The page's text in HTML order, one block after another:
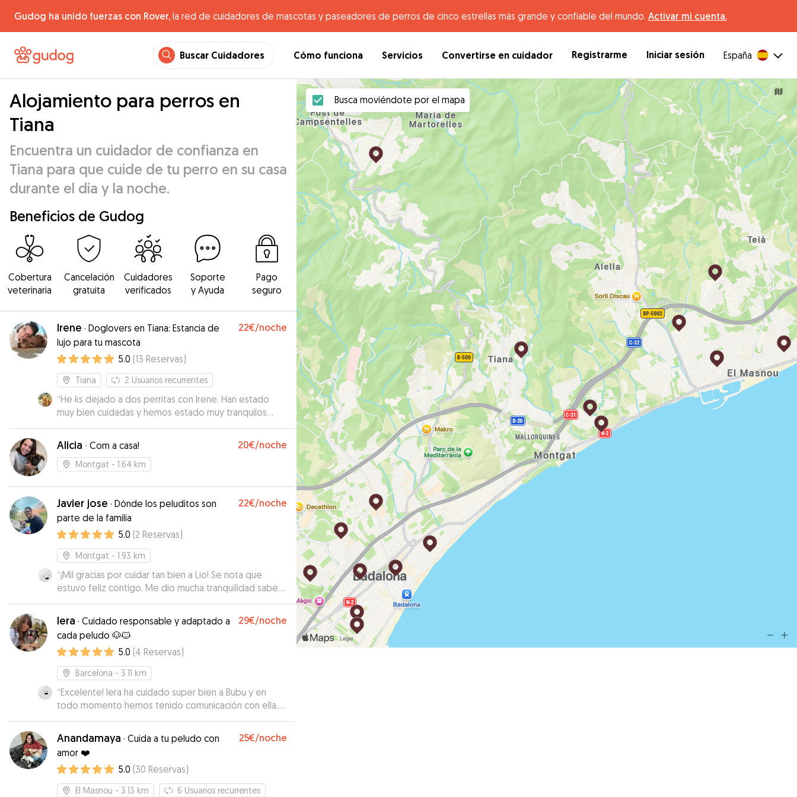
Gudog ha unido fuerzas con Rover, la red de cuidadores de mascotas y paseadores de perros de cinco estrellas más grande y confiable del mundo. Activar mi cuenta.
Buscar Cuidadores Cómo funciona Servicios Convertirse en cuidador Registrarme Iniciar sesión España
Alojamiento para perros en
Tiana
Encuentra un cuidador de confianza en
Tiana para que cuide de tu perro en su casa
durante el día y la noche.
Beneficios de Gudog
Cobertura
veterinaria
Cancelación
gratuita
Cuidadores
verificados
Soporte
y Ayuda
Pago
seguro
Irene · Doglovers en Tiana: Estancia de
lujo para tu mascota
22€/noche
5.0 (13 Reservas)
Tiana 2 Usuarios recurrentes
“He ks dejado a dos perritas con Irene. Han estado
muy bien cuidadas y hemos estado muy tranquilos
viendo las fotos de sus paseos o descansos y viendo
que estaban bien. Ha tenido un perro suyo propio
muchos años y se nota que le gustan. Desde luego
que repetiremos”
Alicia · Com a casa! 20€/noche
Montgat - 1.64 km
Javier jose · Dónde los peluditos son
parte de la familia
22€/noche
5.0 (2 Reservas)
Montgat - 1.93 km
“¡Mil gracias por cuidar tan bien a Lio! Se nota que
estuvo feliz contigo. Me dio mucha tranquilidad saber
que lo dejaba con alguien tan atento y cariñoso.”
Iera · Cuidado responsable y adaptado a
cada peludo 🐶🐱
29€/noche
5.0 (4 Reservas)
Barcelona - 3.11 km
“Excelente! Iera ha cuidado super bien a Bubu y en
todo momento hemos tenido comunicación con ella.
Sin duda, contaremos con ella para próximas veces.”
Anandamaya · Cuida a tu peludo con
amor ❤️
25€/noche
5.0 (30 Reservas)
El Masnou - 3.13 km 6 Usuarios recurrentes
Busca moviéndote por el mapa